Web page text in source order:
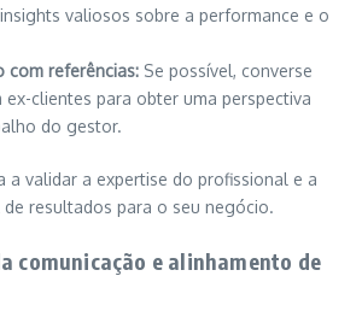
valiosos sobre a performance e o
com referências: Se possível, converse
ex-clientes para obter uma perspectiva
do gestor.
a validar a expertise do profissional e a
resultados para o seu negócio.
comunicação e alinhamento de